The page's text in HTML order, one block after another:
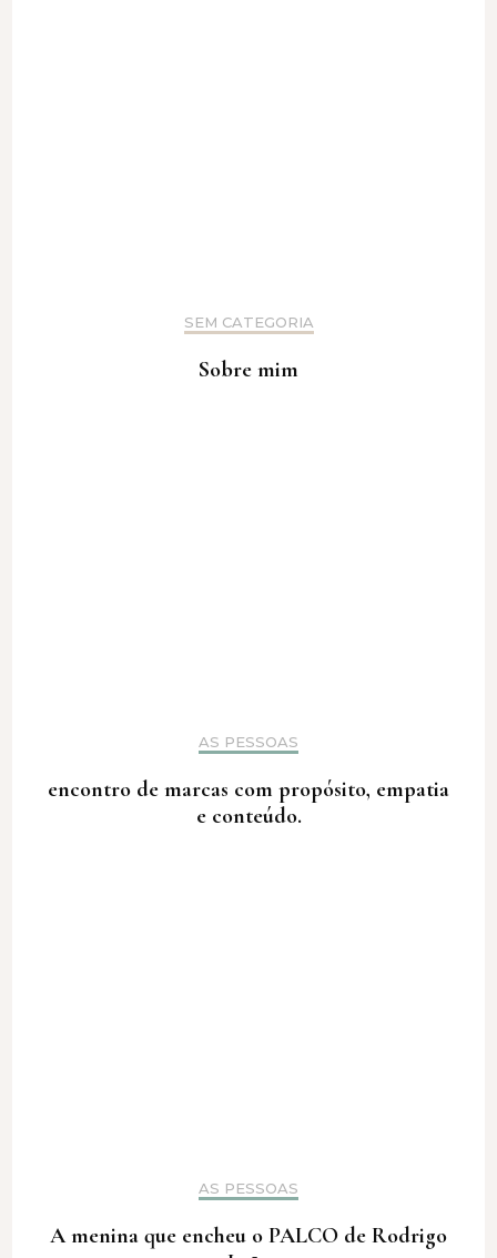
SEM CATEGORIA
Sobre mim
AS PESSOAS
encontro de marcas com propósito, empatia
e conteúdo.
AS PESSOAS
A menina que encheu o PALCO de Rodrigo